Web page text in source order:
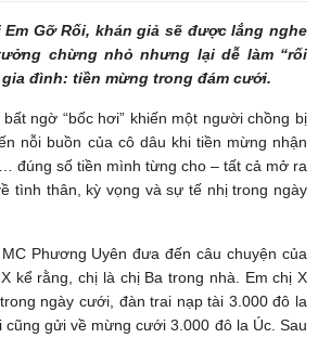
Em Gỡ Rối, khán giả sẽ được lắng nghe
chừng nhỏ nhưng lại dễ làm “rối
đình: tiền mừng trong đám cưới.
ngờ “bốc hơi” khiến một người chồng bị
nỗi buồn của cô dâu khi tiền mừng nhận
đúng số tiền mình từng cho – tất cả mở ra
tình thân, kỳ vọng và sự tế nhị trong ngày
Phương Uyên đưa đến câu chuyện của
kể rằng, chị là chị Ba trong nhà. Em chị X
ngày cưới, đàn trai nạp tài 3.000 đô la
cũng gửi về mừng cưới 3.000 đô la Úc. Sau